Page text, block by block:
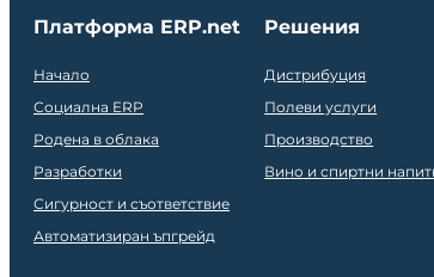
Платформа ERP.net
Начало
Социална ERP
Родена в облака
Разработки
Сигурност и съответствие
Автоматизиран ъпгрейд
Решения
Дистрибуция
Полеви услуги
Производство
Вино и спиртни